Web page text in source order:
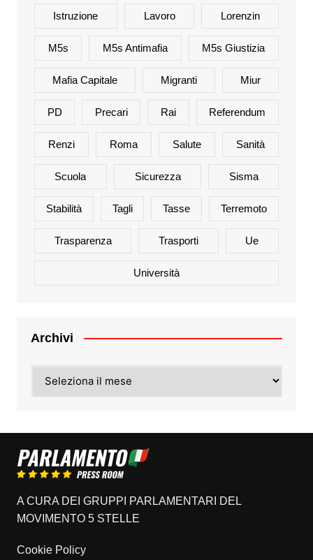
Istruzione Lavoro Lorenzin
M5s M5s Antimafia M5s Giustizia
Mafia Capitale Migranti Miur
PD Precari Rai Referendum
Renzi Roma Salute Sanità
Scuola Sicurezza Sisma
Stabilità Tagli Tasse Terremoto
Trasparenza Trasporti Ue
Università
Archivi
A CURA DEI GRUPPI PARLAMENTARI DEL
MOVIMENTO 5 STELLE
Cookie Policy